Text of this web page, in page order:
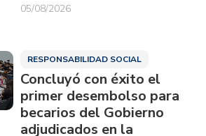
05/08/2026
RESPONSABILIDAD SOCIAL
Concluyó con éxito el
primer desembolso para
becarios del Gobierno
adjudicados en la